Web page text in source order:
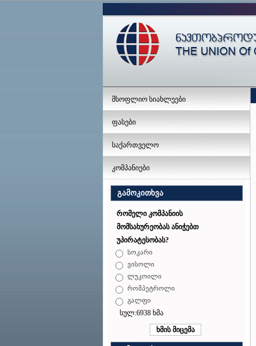
მსოფლიო სიახლეები
ფასები
საქართველო
კომპანიები
გამოკითხვა
რომელი კომპანიის
მომსახურეობას ანიჭებთ
უპირატესობას?
სოკარი
ვისოლი
ლუკოილი
რომპეტროლი
გალფი
სულ:6938 ხმა